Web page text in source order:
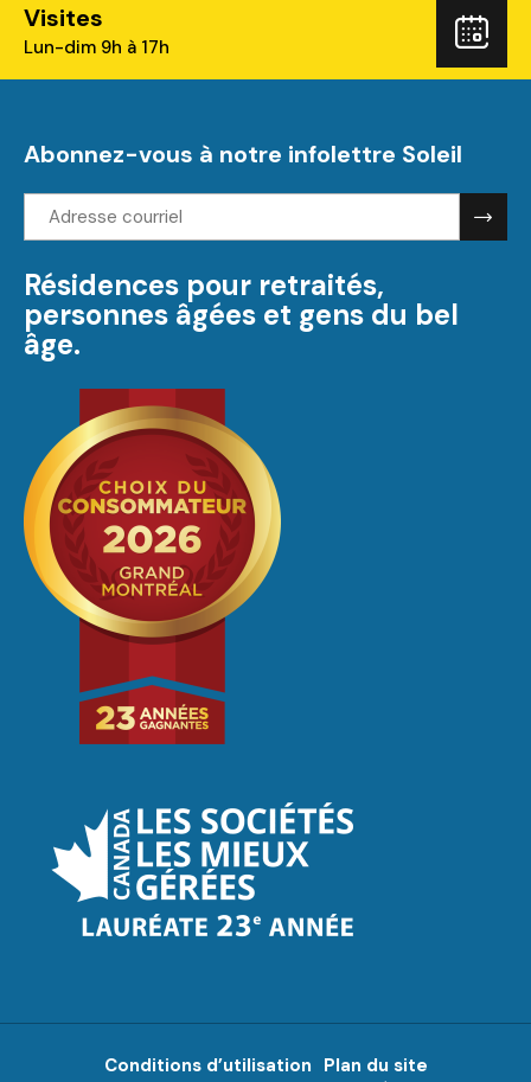
Visites
Lun-dim 9h à 17h
Abonnez-vous à notre infolettre Soleil
Adresse
courriel:
Résidences pour retraités,
personnes âgées et gens du bel
âge.
Conditions d’utilisation Plan du site